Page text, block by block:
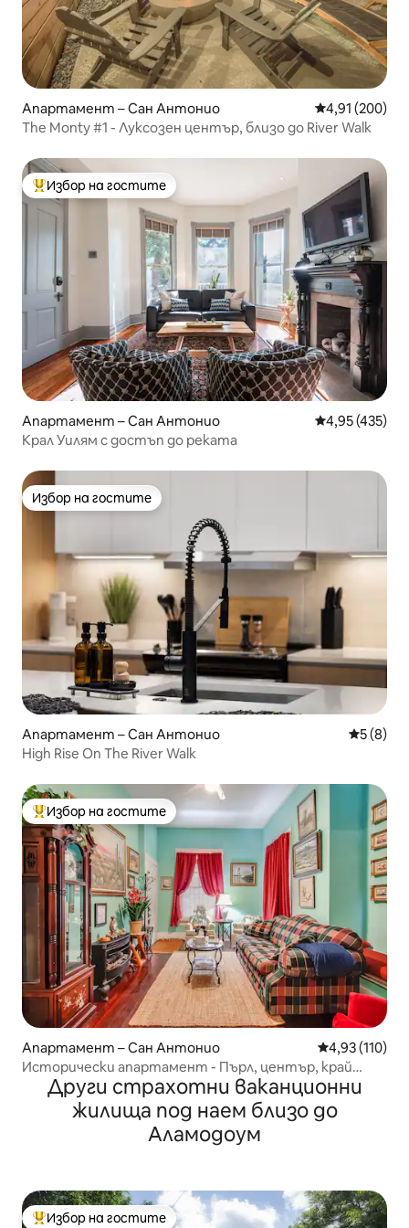
Апартамент – Сан Антонио Средна
4,91 (200)
The Monty #1 - Луксозен център, близо до River Walk
Най-популярен избор на гостите
Избор на гостите
Апартамент – Сан Антонио Средна
4,95 (435)
Крал Уилям с достъп до реката
Избор на гостите
Избор на гостите
Апартамент – Сан Антонио Средна
5 (8)
High Rise On The River Walk
Най-популярен избор на гостите
Избор на гостите
Апартамент – Сан Антонио Средна
4,93 (110)
Исторически апартамент - Пърл, център, край
реката и Форт Сам - #3
Други страхотни ваканционни
жилища под наем близо до
Аламодоум
Избор на гостите